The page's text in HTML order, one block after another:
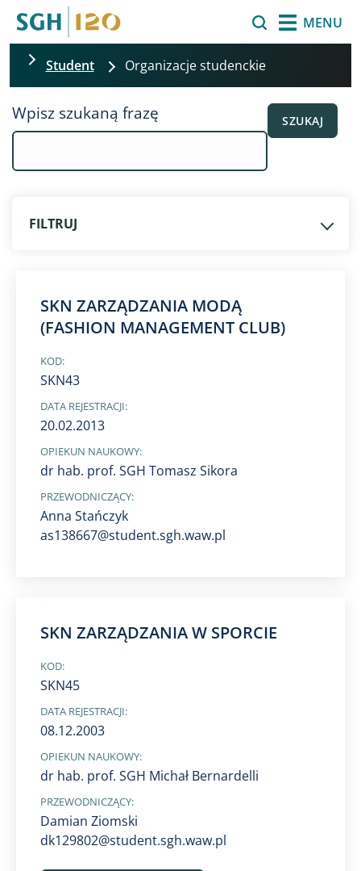
MENU
Student Organizacje studenckie
Wpisz szukaną frazę SZUKAJ
FILTRUJ
SKN ZARZĄDZANIA MODĄ
(FASHION MANAGEMENT CLUB)
KOD:
SKN43
DATA REJESTRACJI:
20.02.2013
OPIEKUN NAUKOWY:
dr hab. prof. SGH Tomasz Sikora
PRZEWODNICZĄCY:
Anna Stańczyk
as138667@student.sgh.waw.pl
SKN ZARZĄDZANIA W SPORCIE
KOD:
SKN45
DATA REJESTRACJI:
08.12.2003
OPIEKUN NAUKOWY:
dr hab. prof. SGH Michał Bernardelli
PRZEWODNICZĄCY:
Damian Ziomski
dk129802@student.sgh.waw.pl